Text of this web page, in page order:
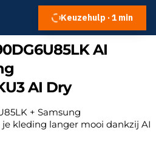
Keuzehulp · 1 min
AI
AI Dry
+ Samsung
kleding langer mooi dankzij AI